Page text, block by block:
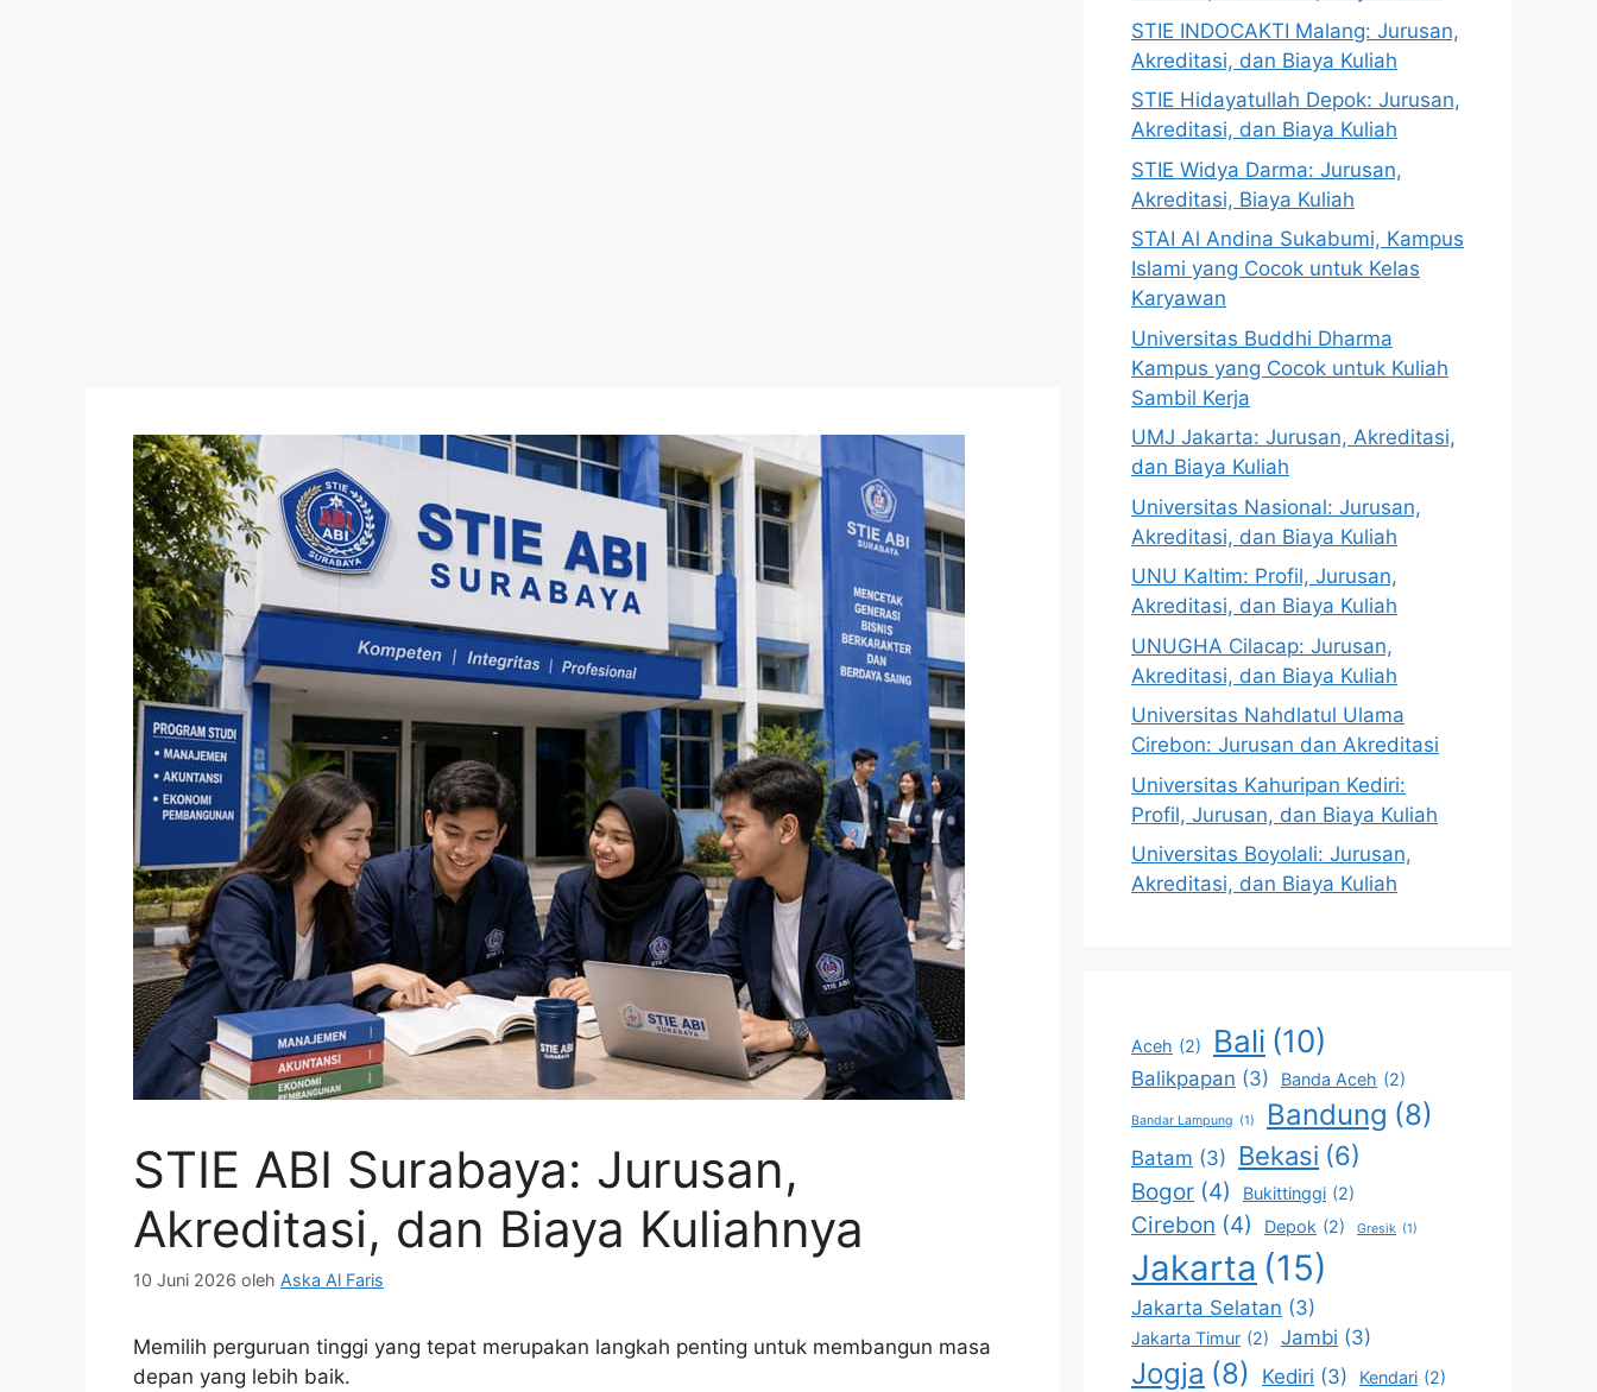
STIE ABI Surabaya: Jurusan,
Akreditasi, dan Biaya Kuliahnya
10 Juni 2026 oleh Aska Al Faris
Memilih perguruan tinggi yang tepat merupakan langkah penting untuk membangun masa
depan yang lebih baik.
STIE INDOCAKTI Malang: Jurusan,
Akreditasi, dan Biaya Kuliah
STIE Hidayatullah Depok: Jurusan,
Akreditasi, dan Biaya Kuliah
STIE Widya Darma: Jurusan,
Akreditasi, Biaya Kuliah
STAI Al Andina Sukabumi, Kampus
Islami yang Cocok untuk Kelas
Karyawan
Universitas Buddhi Dharma
Kampus yang Cocok untuk Kuliah
Sambil Kerja
UMJ Jakarta: Jurusan, Akreditasi,
dan Biaya Kuliah
Universitas Nasional: Jurusan,
Akreditasi, dan Biaya Kuliah
UNU Kaltim: Profil, Jurusan,
Akreditasi, dan Biaya Kuliah
UNUGHA Cilacap: Jurusan,
Akreditasi, dan Biaya Kuliah
Universitas Nahdlatul Ulama
Cirebon: Jurusan dan Akreditasi
Universitas Kahuripan Kediri:
Profil, Jurusan, dan Biaya Kuliah
Universitas Boyolali: Jurusan,
Akreditasi, dan Biaya Kuliah
Aceh (2) Bali (10)
Balikpapan (3) Banda Aceh (2)
Bandar Lampung (1) Bandung (8)
Batam (3) Bekasi (6)
Bogor (4) Bukittinggi (2)
Cirebon (4) Depok (2) Gresik (1)
Jakarta (15)
Jakarta Selatan (3)
Jakarta Timur (2) Jambi (3)
Jogja (8) Kediri (3) Kendari (2)